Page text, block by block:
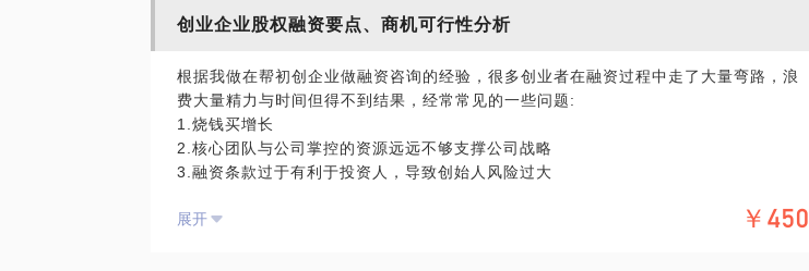
创业企业股权融资要点、商机可行性分析
根据我做在帮初创企业做融资咨询的经验，很多创业者在融资过程中走了大量弯路，浪
费大量精力与时间但得不到结果，经常常见的一些问题:
1.烧钱买增长
2.核心团队与公司掌控的资源远远不够支撑公司战略
3.融资条款过于有利于投资人，导致创始人风险过大
展开 ￥450